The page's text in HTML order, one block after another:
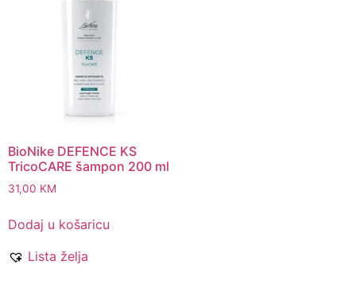
BioNike DEFENCE KS
TricoCARE šampon 200 ml
31,00 KM
Dodaj u košaricu
Lista želja